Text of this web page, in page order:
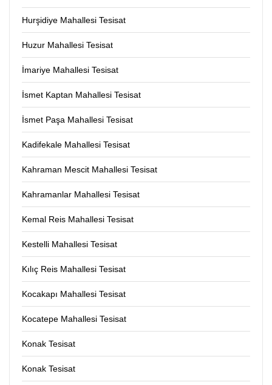
Hurşidiye Mahallesi Tesisat
Huzur Mahallesi Tesisat
İmariye Mahallesi Tesisat
İsmet Kaptan Mahallesi Tesisat
İsmet Paşa Mahallesi Tesisat
Kadifekale Mahallesi Tesisat
Kahraman Mescit Mahallesi Tesisat
Kahramanlar Mahallesi Tesisat
Kemal Reis Mahallesi Tesisat
Kestelli Mahallesi Tesisat
Kılıç Reis Mahallesi Tesisat
Kocakapı Mahallesi Tesisat
Kocatepe Mahallesi Tesisat
Konak Tesisat
Konak Tesisat